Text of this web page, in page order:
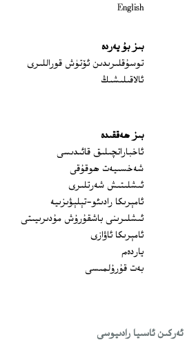
English
بىز بۇ يەردە
توسۇقلىرىدىن ئۆتۈش قوراللىرى
ئالاقىلىشىڭ
Opens in new
Opens in new
Opens in new
Opens in new
بىز ھەققىدە
ئاخباراتچىلىق قائىدىسى
شەخسىيەت ھوقۇقى
ئىشلىتىش شەرتلىرى
ئامېرىكا رادىئو-تېلېۋىزىيە
ئىشلىرىنى باشقۇرۇش مۇدىرىيىتى
ئامېرىكا ئاۋازى
ياردەم
بەت قۇرۇلمىسى